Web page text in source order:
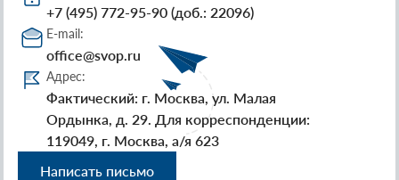
+7 (495) 772-95-90 (доб.: 22096)
E-mail:
office@svop.ru
Адрес:
Фактический: г. Москва, ул. Малая
Ордынка, д. 29. Для корреспонденции:
119049, г. Москва, а/я 623
Написать письмо